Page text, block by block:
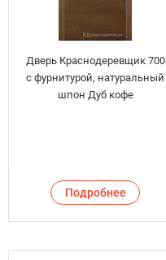
Дверь Краснодеревщик 700
с фурнитурой, натуральный
шпон Дуб кофе
Подробнее